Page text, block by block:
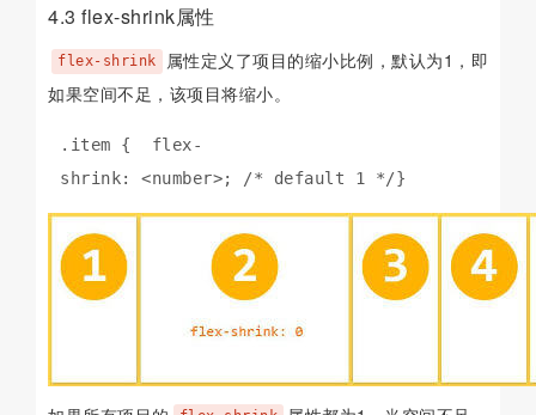
4.3 flex-shrink属性
flex-shrink
属性定义了项目的缩小比例，默认为1，即
如果空间不足，该项目将缩小。
.item {  flex-
shrink: <number>; /* default 1 */}